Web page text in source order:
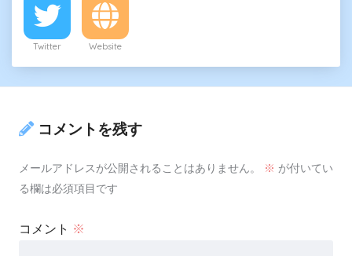
Twitter Website
コメントを残す
メールアドレスが公開されることはありません。 ※ が付いてい
る欄は必須項目です
コメント ※